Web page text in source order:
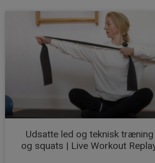
Udsatte led og teknisk
og squats | Live Workout